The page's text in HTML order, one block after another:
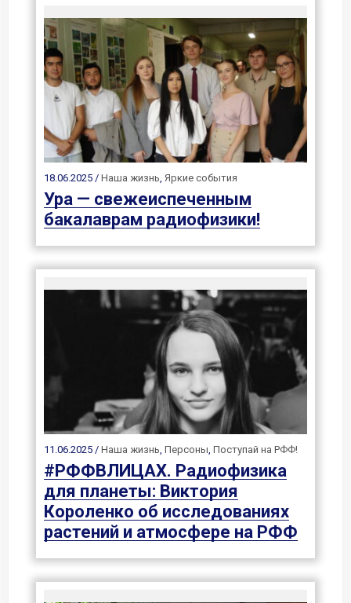
18.06.2025 / Наша жизнь, Яркие события
Ура — свежеиспеченным
бакалаврам радиофизики!
11.06.2025 / Наша жизнь, Персоны, Поступай на РФФ!
#РФФВЛИЦАХ. Радиофизика
для планеты: Виктория
Короленко об исследованиях
растений и атмосфере на РФФ